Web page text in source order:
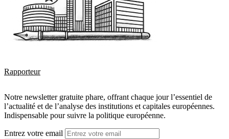
Rapporteur
Notre newsletter gratuite phare, offrant chaque jour l’essentiel de
l’actualité et de l’analyse des institutions et capitales européennes.
Indispensable pour suivre la politique européenne.
Entrez votre email